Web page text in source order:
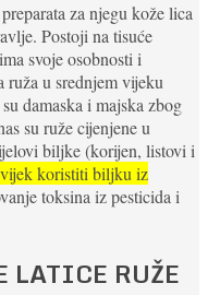
za njegu kože lica
Postoji na tisuće
svoje osobnosti i
ruža u srednjem vijeku
damaska i majska zbog
su ruže cijenjene u
biljke (korijen, listovi i
koristiti biljku iz
toksina iz pesticida i
LATICE RUŽE